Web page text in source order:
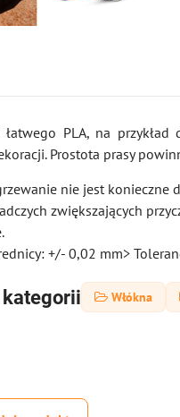
łatwego PLA, na
Prostota prasy
nie jest
zwiększających
+/- 0,02 mm>
kategorii Włókna